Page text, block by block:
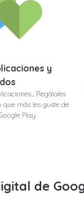
y
Regálales
más les guste de
Play
de